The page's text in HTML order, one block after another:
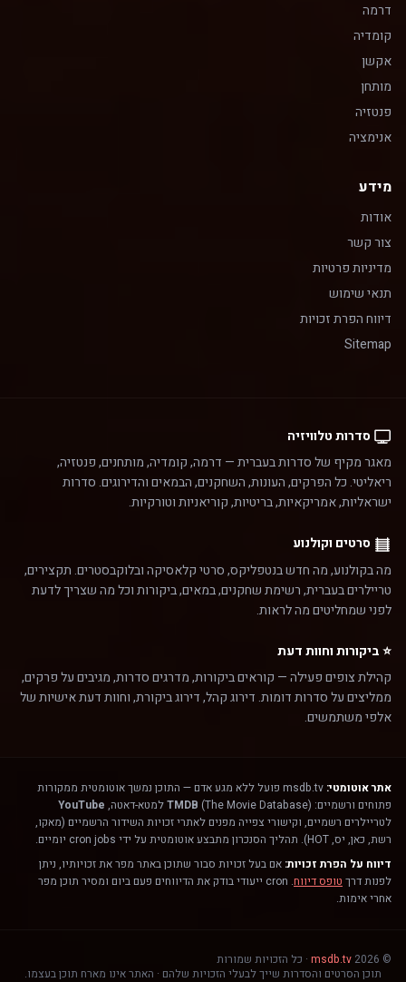
דרמה
קומדיה
אקשן
מותחן
פנטזיה
אנימציה
מידע
אודות
צור קשר
מדיניות פרטיות
תנאי שימוש
דיווח הפרת זכויות
Sitemap
סדרות טלוויזיה
מאגר מקיף של סדרות בעברית — דרמה, קומדיה, מותחנים, פנטזיה,
ריאליטי. כל הפרקים, העונות, השחקנים, הבמאים והדירוגים. סדרות
ישראליות, אמריקאיות, בריטיות, קוריאניות וטורקיות.
סרטים וקולנוע
מה בקולנוע, מה חדש בנטפליקס, סרטי קלאסיקה ובלוקבסטרים. תקצירים,
טריילרים בעברית, רשימת שחקנים, במאים, ביקורות וכל מה שצריך לדעת
לפני שמחליטים מה לראות.
⭐ ביקורות וחוות דעת
קהילת צופים פעילה — קוראים ביקורות, מדרגים סדרות, מגיבים על פרקים,
ממליצים על סדרות דומות. דירוג קהל, דירוג ביקורת, וחוות דעת אישיות של
אלפי משתמשים.
אתר אוטומטי:
msdb.tv פועל ללא מגע אדם — התוכן נמשך אוטומטית ממקורות
פתוחים ורשמיים:
TMDB (The Movie Database) למטא-דאטה,
YouTube
לטריילרים רשמיים, וקישורי צפייה מפנים לאתרי זכויות השידור הרשמיים (מאקו,
רשת, כאן, יס, HOT). תהליך הסנכרון מתבצע אוטומטית על ידי cron jobs יומיים.
דיווח על הפרת זכויות: אם בעל זכויות סבור שתוכן באתר מפר את זכויותיו, ניתן
לפנות דרך טופס דיווח
. cron ייעודי בודק את הדיווחים פעם ביום ומסיר תוכן מפר
אחרי אימות.
© 2026
msdb.tv · כל הזכויות שמורות
תוכן הסרטים והסדרות שייך לבעלי הזכויות שלהם · האתר אינו מארח תוכן בעצמו.